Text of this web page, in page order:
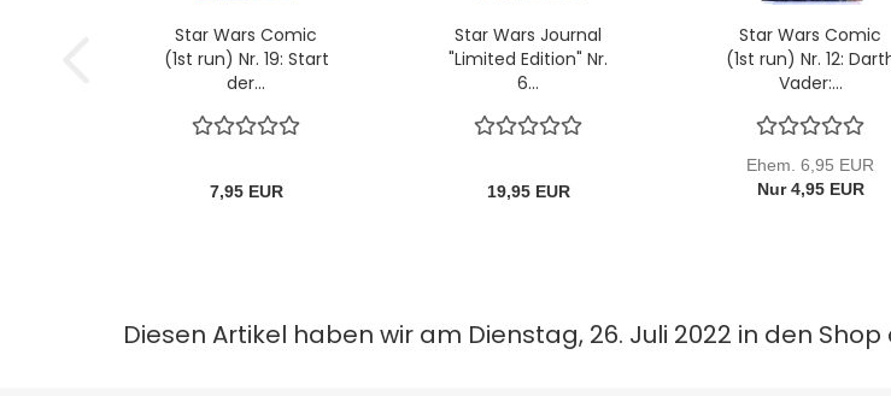
Star Wars Comic
(1st run) Nr. 19: Start
der...
7,95 EUR
Star Wars Journal
"Limited Edition" Nr.
6...
19,95 EUR
Star Wars Comic
(1st run) Nr. 12:
Vader:...
Ehem. 6,95 EUR
Nur 4,95 EUR
Diesen Artikel haben wir am Dienstag, 26. Juli 2022 in den